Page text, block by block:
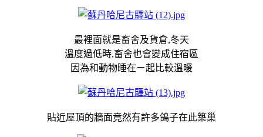
最裡面就是畜舍及貨倉,冬天
溫度過低時,畜舍也會變成住宿區
因為和動物睡在ㄧ起比較溫暖
貼近屋頂的牆面竟然有許多鴿子在此築巢